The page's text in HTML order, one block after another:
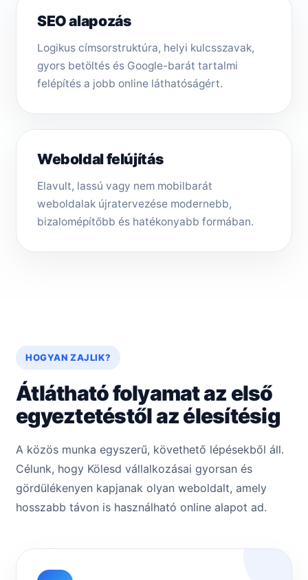
SEO alapozás
Logikus címsorstruktúra, helyi kulcsszavak,
gyors betöltés és Google-barát tartalmi
felépítés a jobb online láthatóságért.
Weboldal felújítás
Elavult, lassú vagy nem mobilbarát
weboldalak újratervezése modernebb,
bizalomépítőbb és hatékonyabb formában.
HOGYAN ZAJLIK?
Átlátható folyamat az első
egyeztetéstől az élesítésig
A közös munka egyszerű, követhető lépésekből áll.
Célunk, hogy Kölesd vállalkozásai gyorsan és
gördülékenyen kapjanak olyan weboldalt, amely
hosszabb távon is használható online alapot ad.